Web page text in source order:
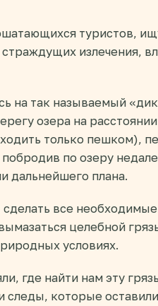
туристов,
излечения,
на так называемый
озера на
только пешком),
по озеру
дальнейшего плана.
сделать все
целебной
условиях.
где найти нам эту
следы, которые